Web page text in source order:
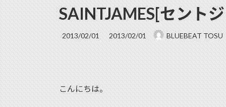
SAINTJAMES[セント
2013/02/01
最
終
更
新
日
時
:
2013/02/01 BLUEBEAT TOSU
こんにちは。